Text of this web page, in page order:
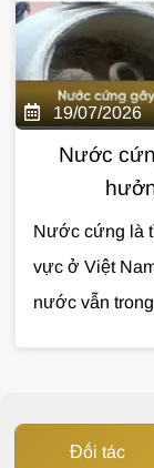
Nướctìm hiểu
19/07/2026
Nước
Nước cứng là
vực ở Việt
nước vẫn
như thế nào
Đối tác